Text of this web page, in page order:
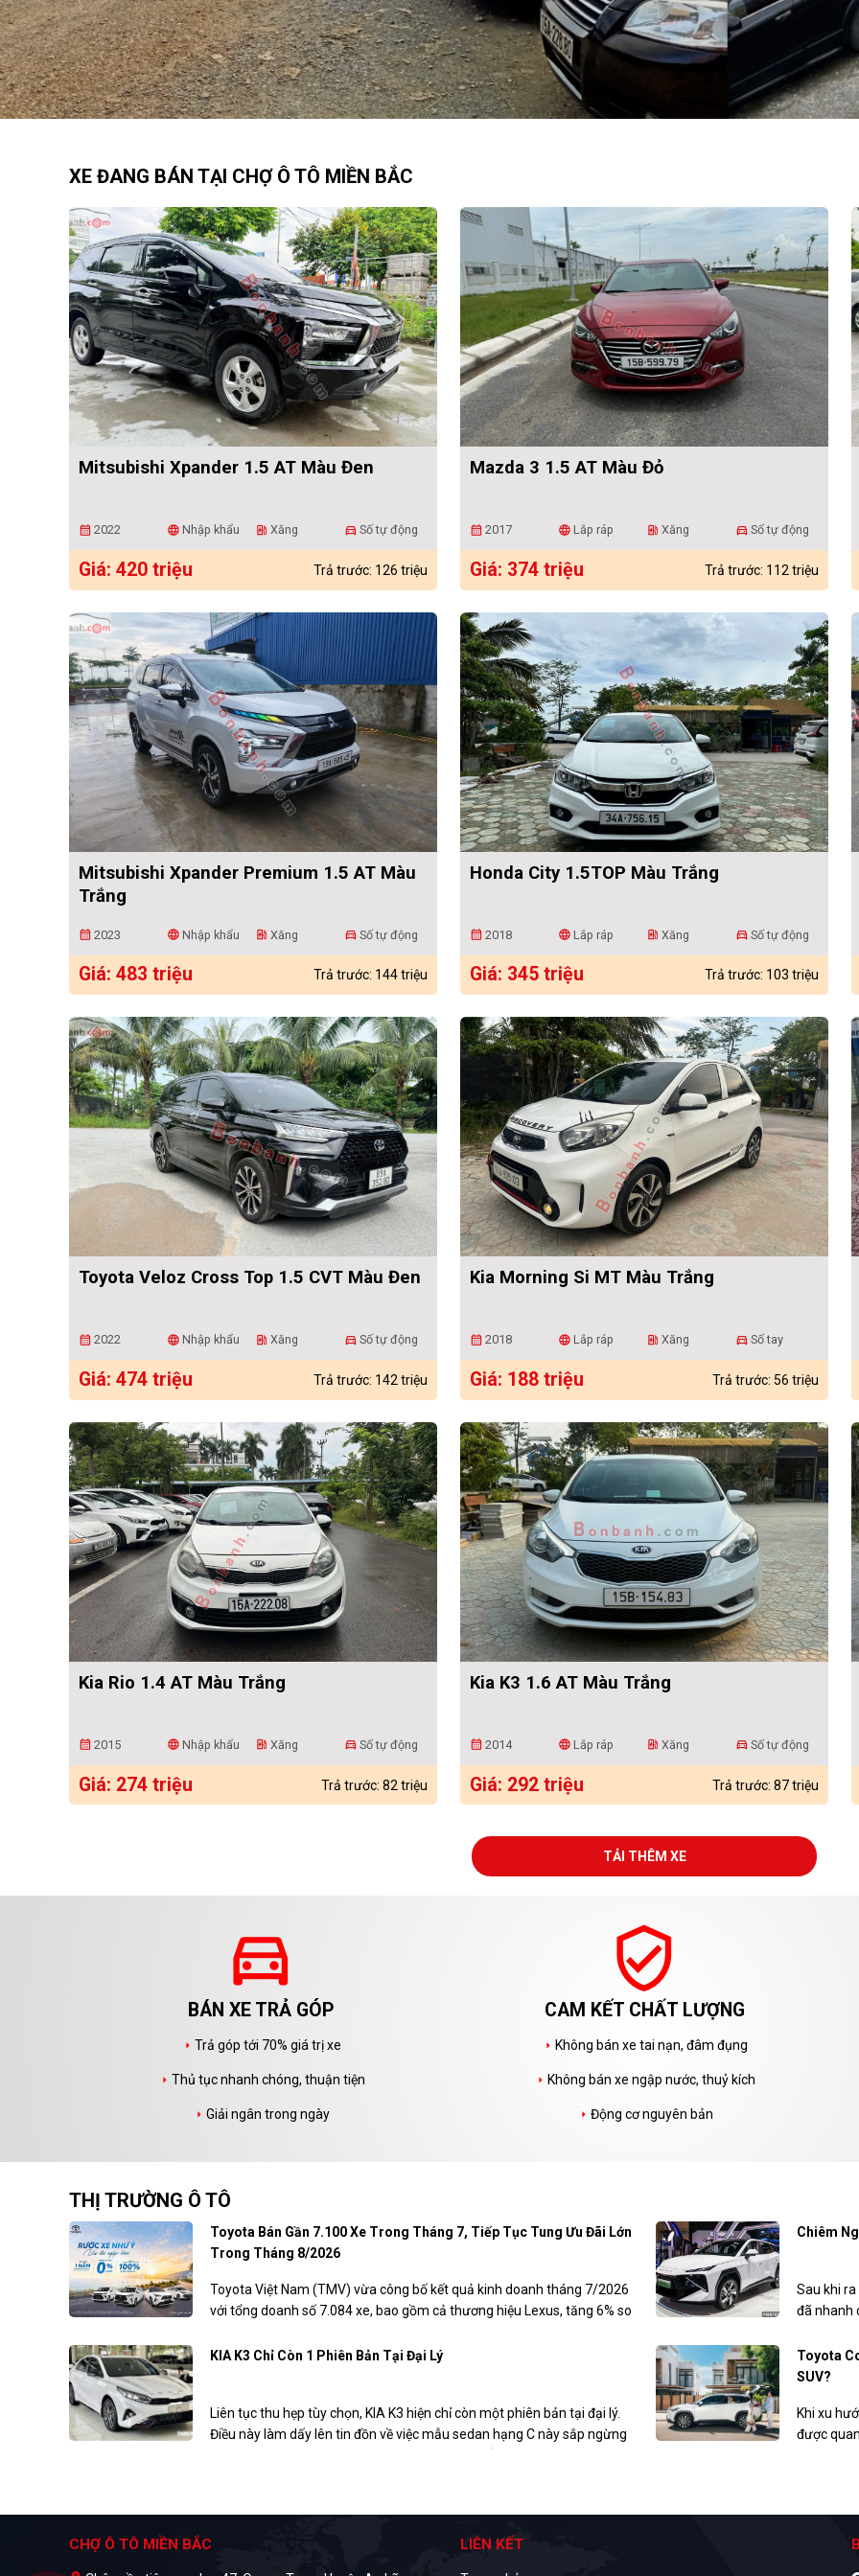
XE ĐANG BÁN TẠI CHỢ Ô TÔ MIỀN BẮC
Mitsubishi Xpander 1.5 AT Màu Đen
calendar_month 2022 language Nhập khẩu ev_station Xăng directions_car Số tự động
Giá: 420 triệu Trả trước: 126 triệu
Mazda 3 1.5 AT Màu Đỏ
calendar_month 2017 language Lắp ráp ev_station Xăng directions_car Số tự động
Giá: 374 triệu Trả trước: 112 triệu
Mitsubishi Xpander Premium 1.5 AT Màu
Trắng
calendar_month 2023 language Nhập khẩu ev_station Xăng directions_car Số tự động
Giá: 483 triệu Trả trước: 144 triệu
Honda City 1.5TOP Màu Trắng
calendar_month 2018 language Lắp ráp ev_station Xăng directions_car Số tự động
Giá: 345 triệu Trả trước: 103 triệu
Toyota Veloz Cross Top 1.5 CVT Màu Đen
calendar_month 2022 language Nhập khẩu ev_station Xăng directions_car Số tự động
Giá: 474 triệu Trả trước: 142 triệu
Kia Morning Si MT Màu Trắng
calendar_month 2018 language Lắp ráp ev_station Xăng directions_car Số tay
Giá: 188 triệu Trả trước: 56 triệu
Kia Rio 1.4 AT Màu Trắng
calendar_month 2015 language Nhập khẩu ev_station Xăng directions_car Số tự động
Giá: 274 triệu Trả trước: 82 triệu
Kia K3 1.6 AT Màu Trắng
calendar_month 2014 language Lắp ráp ev_station Xăng directions_car Số tự động
Giá: 292 triệu Trả trước: 87 triệu
TẢI THÊM XE
directions_car
BÁN XE TRẢ GÓP
arrow_right Trả góp tới 70% giá trị xe
arrow_right Thủ tục nhanh chóng, thuận tiện
arrow_right Giải ngân trong ngày
verified_user
CAM KẾT CHẤT LƯỢNG
arrow_right Không bán xe tai nạn, đâm đụng
arrow_right Không bán xe ngập nước, thuỷ kích
arrow_right Động cơ nguyên bản
THỊ TRƯỜNG Ô TÔ
Toyota Bán Gần 7.100 Xe Trong Tháng 7, Tiếp Tục Tung Ưu Đãi Lớn
Trong Tháng 8/2026
Toyota Việt Nam (TMV) vừa công bố kết quả kinh doanh tháng 7/2026
với tổng doanh số 7.084 xe, bao gồm cả thương hiệu Lexus, tăng 6% so
ưu đãi dành cho khách hàng mua xe trong tháng 8.
Chiêm
Sau khi
đã nhanh
KIA K3 Chỉ Còn 1 Phiên Bản Tại Đại Lý
Liên tục thu hẹp tùy chọn, KIA K3 hiện chỉ còn một phiên bản tại đại lý.
Điều này làm dấy lên tin đồn về việc mẫu sedan hạng C này sắp ngừng
Toyota
SUV?
Khi xu
được
rộng
CHỢ Ô TÔ MIỀN BẮC LIÊN KẾT